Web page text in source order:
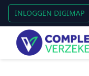
Spring naar
INLOGGEN DIGIMAP